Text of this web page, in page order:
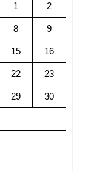
1 2
8 9
15 16
22 23
29 30